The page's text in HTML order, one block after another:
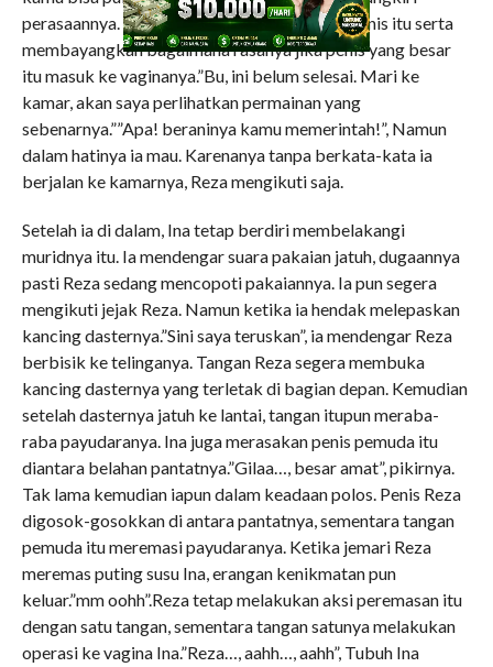
perasaannya. Ia menikmati mani Reza yang manis itu serta
membayangkan bagaimana rasanya jika penis yang besar
itu masuk ke vaginanya.”Bu, ini belum selesai. Mari ke
kamar, akan saya perlihatkan permainan yang
sebenarnya.””Apa! beraninya kamu memerintah!”, Namun
dalam hatinya ia mau. Karenanya tanpa berkata-kata ia
berjalan ke kamarnya, Reza mengikuti saja.
Setelah ia di dalam, Ina tetap berdiri membelakangi
muridnya itu. Ia mendengar suara pakaian jatuh, dugaannya
pasti Reza sedang mencopoti pakaiannya. Ia pun segera
mengikuti jejak Reza. Namun ketika ia hendak melepaskan
kancing dasternya.”Sini saya teruskan”, ia mendengar Reza
berbisik ke telinganya. Tangan Reza segera membuka
kancing dasternya yang terletak di bagian depan. Kemudian
setelah dasternya jatuh ke lantai, tangan itupun meraba-
raba payudaranya. Ina juga merasakan penis pemuda itu
diantara belahan pantatnya.”Gilaa…, besar amat”, pikirnya.
Tak lama kemudian iapun dalam keadaan polos. Penis Reza
digosok-gosokkan di antara pantatnya, sementara tangan
pemuda itu meremasi payudaranya. Ketika jemari Reza
meremas puting susu Ina, erangan kenikmatan pun
keluar.”mm oohh”.Reza tetap melakukan aksi peremasan itu
dengan satu tangan, sementara tangan satunya melakukan
operasi ke vagina Ina.”Reza…, aahh…, aahh”, Tubuh Ina